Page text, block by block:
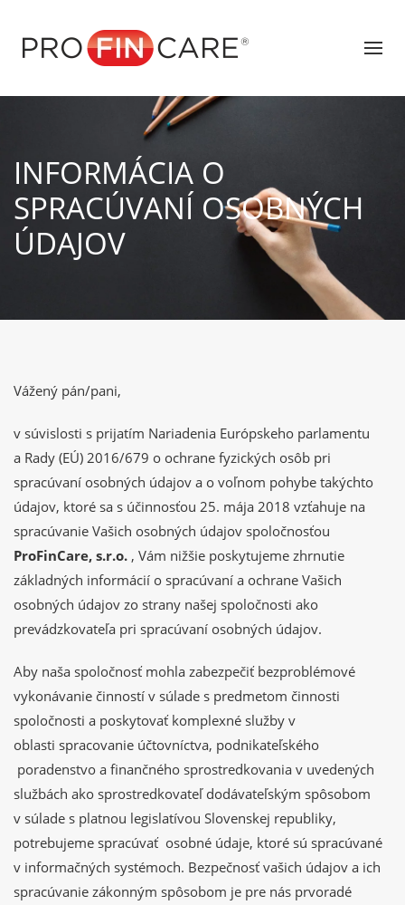
INFORMÁCIA O
SPRACÚVANÍ OSOBNÝCH
ÚDAJOV
Vážený pán/pani,
v súvislosti s prijatím Nariadenia Európskeho parlamentu
a Rady (EÚ) 2016/679 o ochrane fyzických osôb pri
spracúvaní osobných údajov a o voľnom pohybe takýchto
údajov, ktoré sa s účinnosťou 25. mája 2018 vzťahuje na
spracúvanie Vašich osobných údajov spoločnosťou
ProFinCare, s.r.o. , Vám nižšie poskytujeme zhrnutie
základných informácií o spracúvaní a ochrane Vašich
osobných údajov zo strany našej spoločnosti ako
prevádzkovateľa pri spracúvaní osobných údajov.
Aby naša spoločnosť mohla zabezpečiť bezproblémové
vykonávanie činností v súlade s predmetom činnosti
spoločnosti a poskytovať komplexné služby v
oblasti spracovanie účtovníctva, podnikateľského
poradenstvo a finančného sprostredkovania v uvedených
službách ako sprostredkovateľ dodávateľským spôsobom
v súlade s platnou legislatívou Slovenskej republiky,
potrebujeme spracúvať osobné údaje, ktoré sú spracúvané
v informačných systémoch. Bezpečnosť vašich údajov a ich
spracúvanie zákonným spôsobom je pre nás prvoradé